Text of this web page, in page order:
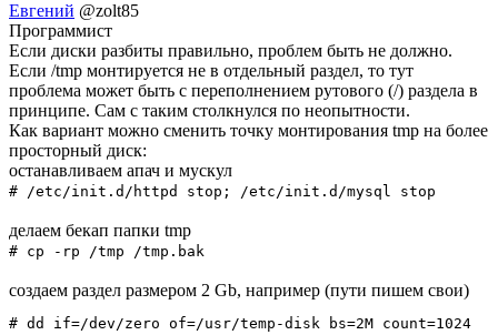
Евгений @zolt85
Программист
Если диски разбиты правильно, проблем быть не должно.
Если /tmp монтируется не в отдельный раздел, то тут
проблема может быть с переполнением рутового (/) раздела в
принципе. Сам с таким столкнулся по неопытности.
Как вариант можно сменить точку монтирования tmp на более
просторный диск:
останавливаем апач и мускул
# /etc/init.d/httpd stop; /etc/init.d/mysql stop
делаем бекап папки tmp
# cp -rp /tmp /tmp.bak
создаем раздел размером 2 Gb, например (пути пишем свои)
# dd if=/dev/zero of=/usr/temp-disk bs=2M count=1024